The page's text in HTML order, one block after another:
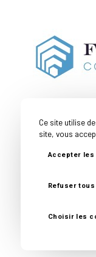
Ce site utilise
site, vous
Accepter les
Refuser
Choisir les